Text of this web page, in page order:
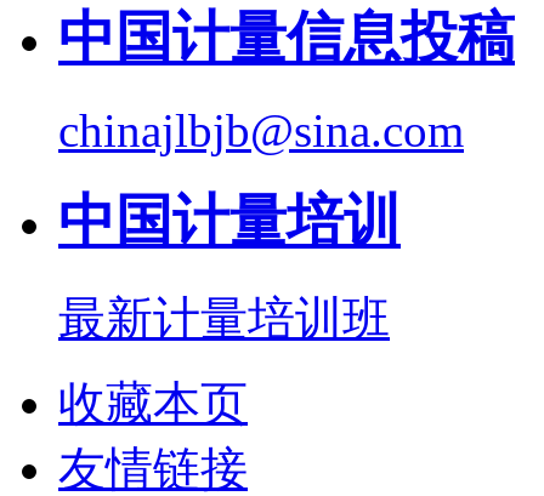
中国计量信息投稿
chinajlbjb@sina.com
中国计量培训
最新计量培训班
收藏本页
友情链接